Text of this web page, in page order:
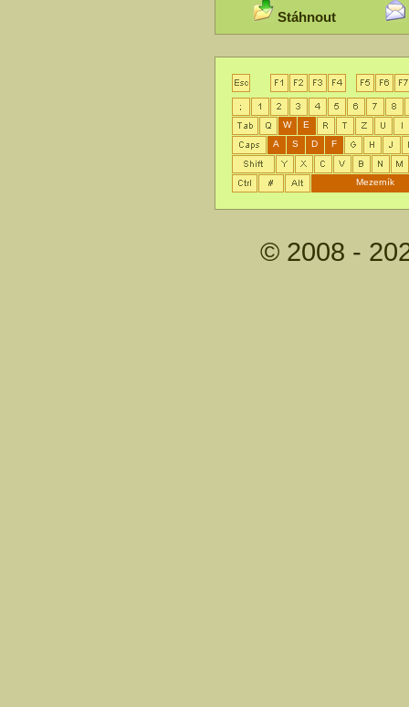
Stáhnout
W
E
A
S D F
Mezerník
© 2008 -